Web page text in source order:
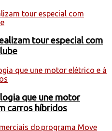
tour especial com
que une motor
carros híbridos